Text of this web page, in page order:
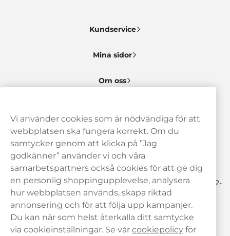
Behöver du hjälp? Kontakta oss gärna!
hej@haypp.com
08 517 910 97
Mån-Tor 8.00-17.00 | Fre 9.00-17.00 | (Lunchstängt må-fre 12-
13)
Kundservice
Mina sidor
Om oss
Vi använder cookies som är nödvändiga för att
webbplatsen ska fungera korrekt. Om du
samtycker genom att klicka på ”Jag
godkänner” använder vi och våra
samarbetspartners också cookies för att ge dig
en personlig shoppingupplevelse, analysera
hur webbplatsen används, skapa riktad
annonsering och för att följa upp kampanjer.
Du kan när som helst återkalla ditt samtycke
via cookieinställningar. Se vår cookiepolicy för